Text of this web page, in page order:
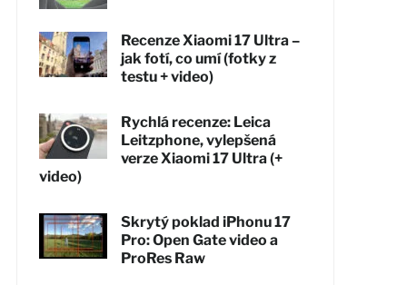
Recenze Xiaomi 17 Ultra –
jak fotí, co umí (fotky z
testu + video)
Rychlá recenze: Leica
Leitzphone, vylepšená
verze Xiaomi 17 Ultra (+
video)
Skrytý poklad iPhonu 17
Pro: Open Gate video a
ProRes Raw